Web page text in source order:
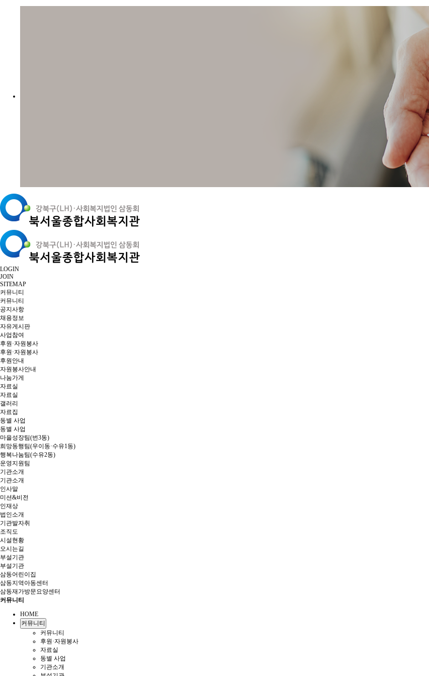
LOGIN
JOIN
SITEMAP
커뮤니티
커뮤니티
공지사항
채용정보
자유게시판
사업참여
후원·자원봉사
후원·자원봉사
후원안내
자원봉사안내
나눔가게
자료실
자료실
갤러리
자료집
동별 사업
동별 사업
마을성장팀(번3동)
희망동행팀(우이동·수유1동)
행복나눔팀(수유2동)
운영지원팀
기관소개
기관소개
인사말
미션&비전
인재상
법인소개
기관발자취
조직도
시설현황
오시는길
부설기관
부설기관
삼동어린이집
삼동지역아동센터
삼동재가방문요양센터
커뮤니티
HOME
커뮤니티
커뮤니티
후원·자원봉사
자료실
동별 사업
기관소개